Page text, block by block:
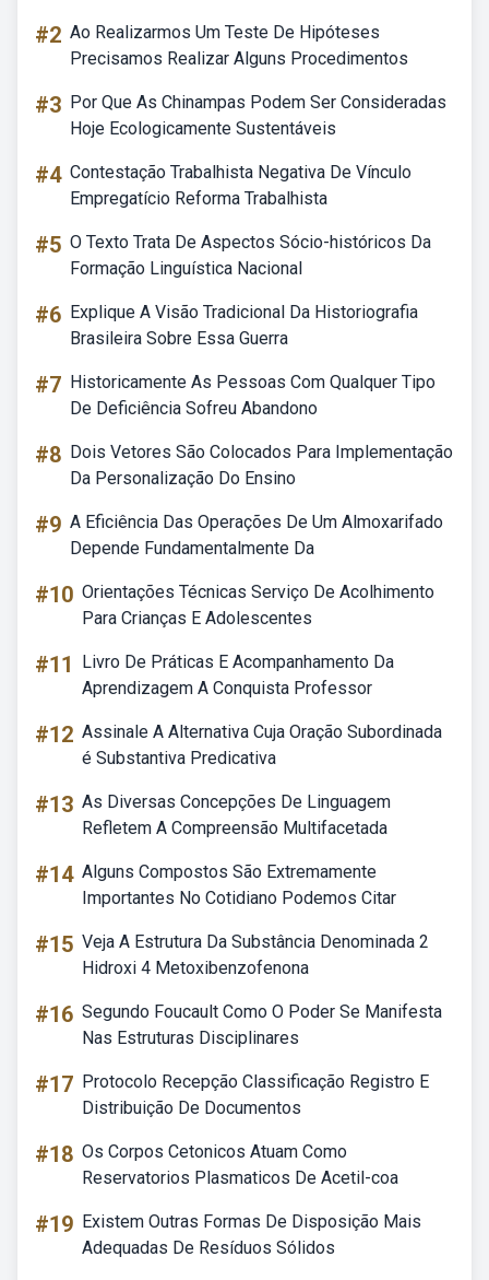
#2 Ao Realizarmos Um Teste De Hipóteses
Precisamos Realizar Alguns Procedimentos
#3 Por Que As Chinampas Podem Ser Consideradas
Hoje Ecologicamente Sustentáveis
#4 Contestação Trabalhista Negativa De Vínculo
Empregatício Reforma Trabalhista
#5 O Texto Trata De Aspectos Sócio-históricos Da
Formação Linguística Nacional
#6 Explique A Visão Tradicional Da Historiografia
Brasileira Sobre Essa Guerra
#7 Historicamente As Pessoas Com Qualquer Tipo
De Deficiência Sofreu Abandono
#8 Dois Vetores São Colocados Para Implementação
Da Personalização Do Ensino
#9 A Eficiência Das Operações De Um Almoxarifado
Depende Fundamentalmente Da
#10 Orientações Técnicas Serviço De Acolhimento
Para Crianças E Adolescentes
#11
Livro De Práticas E Acompanhamento Da
Aprendizagem A Conquista Professor
#12 Assinale A Alternativa Cuja Oração Subordinada
é Substantiva Predicativa
#13 As Diversas Concepções De Linguagem
Refletem A Compreensão Multifacetada
#14 Alguns Compostos São Extremamente
Importantes No Cotidiano Podemos Citar
#15 Veja A Estrutura Da Substância Denominada 2
Hidroxi 4 Metoxibenzofenona
#16 Segundo Foucault Como O Poder Se Manifesta
Nas Estruturas Disciplinares
#17 Protocolo Recepção Classificação Registro E
Distribuição De Documentos
#18 Os Corpos Cetonicos Atuam Como
Reservatorios Plasmaticos De Acetil-coa
#19 Existem Outras Formas De Disposição Mais
Adequadas De Resíduos Sólidos